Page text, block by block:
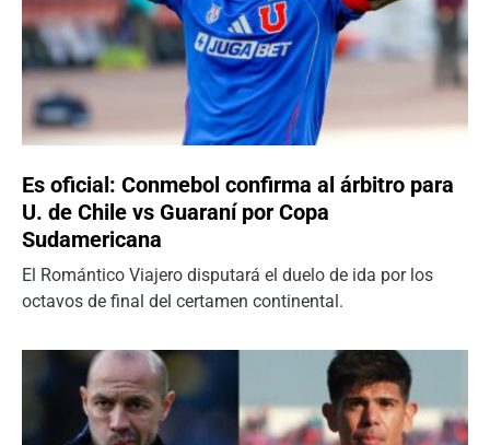
Es oficial: Conmebol confirma al árbitro para
U. de Chile vs Guaraní por Copa
Sudamericana
El Romántico Viajero disputará el duelo de ida por los
octavos de final del certamen continental.